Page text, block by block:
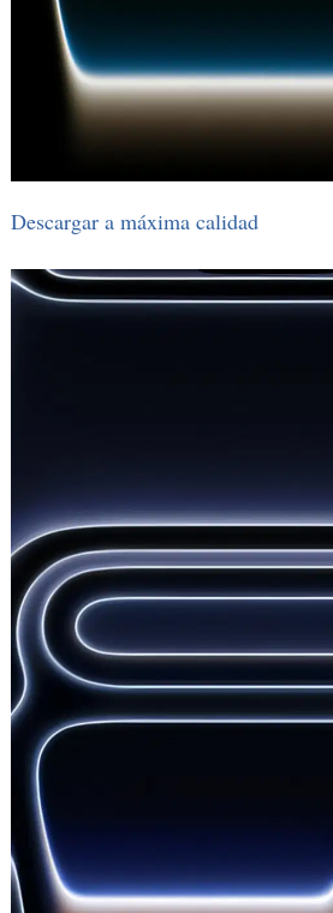
Descargar a máxima calidad